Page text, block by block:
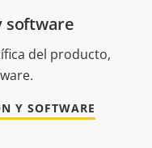
software
del producto,
Y SOFTWARE